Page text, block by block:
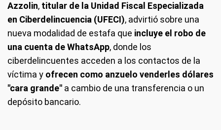
Azzolin, titular de la Unidad Fiscal Especializada
en Ciberdelincuencia (UFECI), advirtió sobre una
nueva modalidad de estafa que incluye el robo de
una cuenta de WhatsApp, donde los
ciberdelincuentes acceden a los contactos de la
víctima y ofrecen como anzuelo venderles dólares
"cara grande" a cambio de una transferencia o un
depósito bancario.